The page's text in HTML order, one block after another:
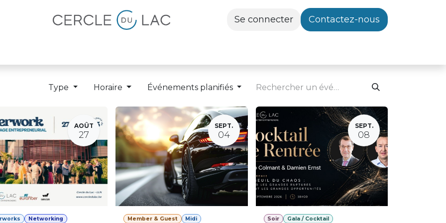
Se connecter Contactez-nous
Type Horaire Événements planifiés
AOÛT
27
Networking
SEPT.
04
Member & Guest
Midi
SEPT.
08
Soir Gala / Cocktail